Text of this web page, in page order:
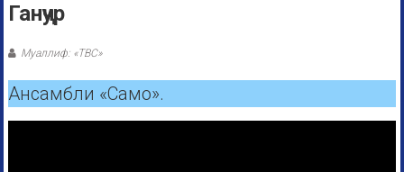
Ганҷур
Муаллиф: «ТВС»
Ансамбли «Само».